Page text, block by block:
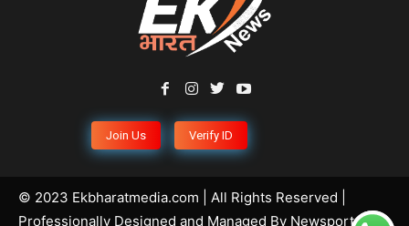
Join Us Verify ID
© 2023 Ekbharatmedia.com | All Rights Reserved |
Professionally Designed and Managed By Newsportal